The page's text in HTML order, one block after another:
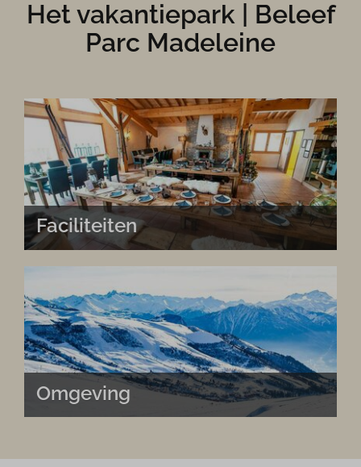
Het vakantiepark | Beleef
Parc Madeleine
Faciliteiten
Omgeving